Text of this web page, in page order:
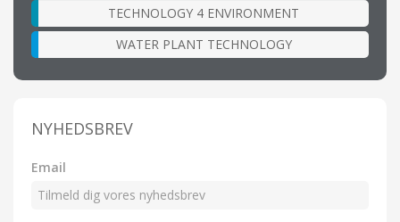
TECHNOLOGY 4 ENVIRONMENT
WATER PLANT TECHNOLOGY
NYHEDSBREV
Email